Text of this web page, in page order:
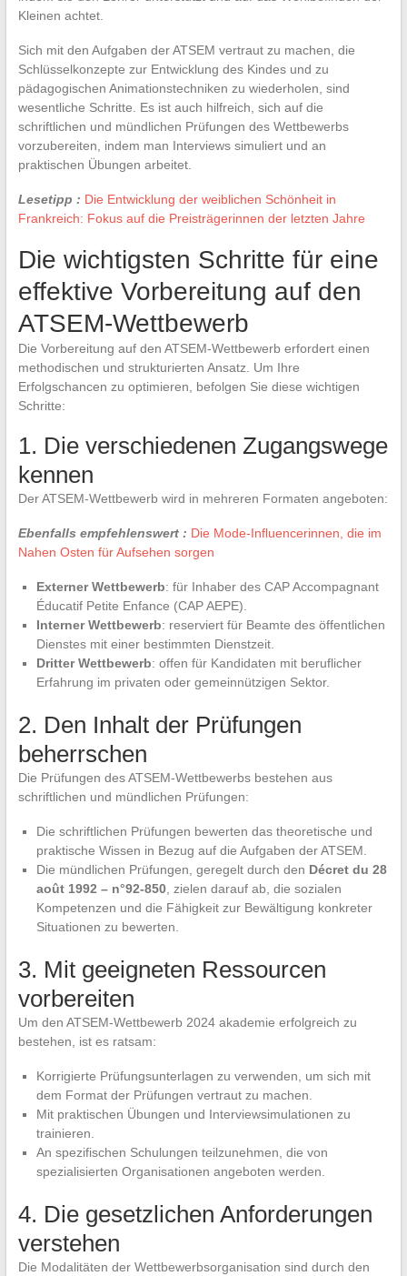
Kleinen achtet.
Sich mit den Aufgaben der ATSEM vertraut zu machen, die
Schlüsselkonzepte zur Entwicklung des Kindes und zu
pädagogischen Animationstechniken zu wiederholen, sind
wesentliche Schritte. Es ist auch hilfreich, sich auf die
schriftlichen und mündlichen Prüfungen des Wettbewerbs
vorzubereiten, indem man Interviews simuliert und an
praktischen Übungen arbeitet.
Lesetipp : Die Entwicklung der weiblichen Schönheit in
Frankreich: Fokus auf die Preisträgerinnen der letzten Jahre
Die wichtigsten Schritte für eine
effektive Vorbereitung auf den
ATSEM-Wettbewerb
Die Vorbereitung auf den ATSEM-Wettbewerb erfordert einen
methodischen und strukturierten Ansatz. Um Ihre
Erfolgschancen zu optimieren, befolgen Sie diese wichtigen
Schritte:
1. Die verschiedenen Zugangswege
kennen
Der ATSEM-Wettbewerb wird in mehreren Formaten angeboten:
Ebenfalls empfehlenswert : Die Mode-Influencerinnen, die im
Nahen Osten für Aufsehen sorgen
Externer Wettbewerb: für Inhaber des CAP Accompagnant
Éducatif Petite Enfance (CAP AEPE).
Interner Wettbewerb: reserviert für Beamte des öffentlichen
Dienstes mit einer bestimmten Dienstzeit.
Dritter Wettbewerb: offen für Kandidaten mit beruflicher
Erfahrung im privaten oder gemeinnützigen Sektor.
2. Den Inhalt der Prüfungen
beherrschen
Die Prüfungen des ATSEM-Wettbewerbs bestehen aus
schriftlichen und mündlichen Prüfungen:
Die schriftlichen Prüfungen bewerten das theoretische und
praktische Wissen in Bezug auf die Aufgaben der ATSEM.
Die mündlichen Prüfungen, geregelt durch den Décret du 28
août 1992 – n°92-850, zielen darauf ab, die sozialen
Kompetenzen und die Fähigkeit zur Bewältigung konkreter
Situationen zu bewerten.
3. Mit geeigneten Ressourcen
vorbereiten
Um den ATSEM-Wettbewerb 2024 akademie erfolgreich zu
bestehen, ist es ratsam:
Korrigierte Prüfungsunterlagen zu verwenden, um sich mit
dem Format der Prüfungen vertraut zu machen.
Mit praktischen Übungen und Interviewsimulationen zu
trainieren.
An spezifischen Schulungen teilzunehmen, die von
spezialisierten Organisationen angeboten werden.
4. Die gesetzlichen Anforderungen
verstehen
Die Modalitäten der Wettbewerbsorganisation sind durch den